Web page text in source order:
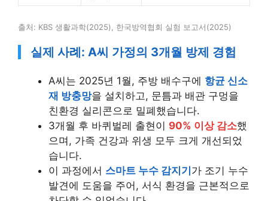
출처: KBS 생활과학(2025), 한국방역협회 실험 보고서(2025)
실제 사례: A씨 가정의 3개월 방제 경험
A씨는 2025년 1월, 주방 배수구에 항균 신소
재 방충망을 설치하고, 문틈과 배관 구멍을
친환경 실리콘으로 밀폐했습니다.
3개월 후 바퀴벌레 출현이 90% 이상 감소했
으며, 가족 건강과 위생 모두 크게 개선되었
습니다.
이 과정에서 스마트 누수 감지기가 조기 누수
발견에 도움을 주어, 서식 환경을 근본적으로